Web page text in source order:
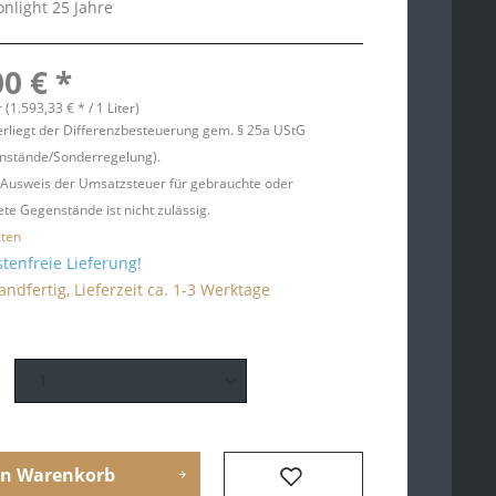
25 Jahre
€ *
(1.593,33 € * / 1 Liter)
der Differenzbesteuerung gem. § 25a UStG
Sonderregelung).
der Umsatzsteuer für gebrauchte oder
Gegenstände ist nicht zulässig.
Lieferung!
Lieferzeit ca. 1-3 Werktage
Warenkorb